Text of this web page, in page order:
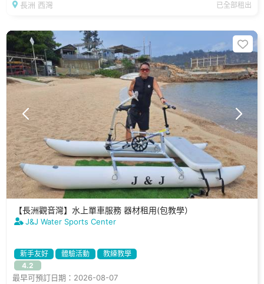
長洲 西灣
已全部租出
【長洲觀音灣】水上單車服務 器材租用(包教學）
J&J Water Sports Center
新手友好 體驗活動
教練教學
4.2
最早可預訂日期：2026-08-07